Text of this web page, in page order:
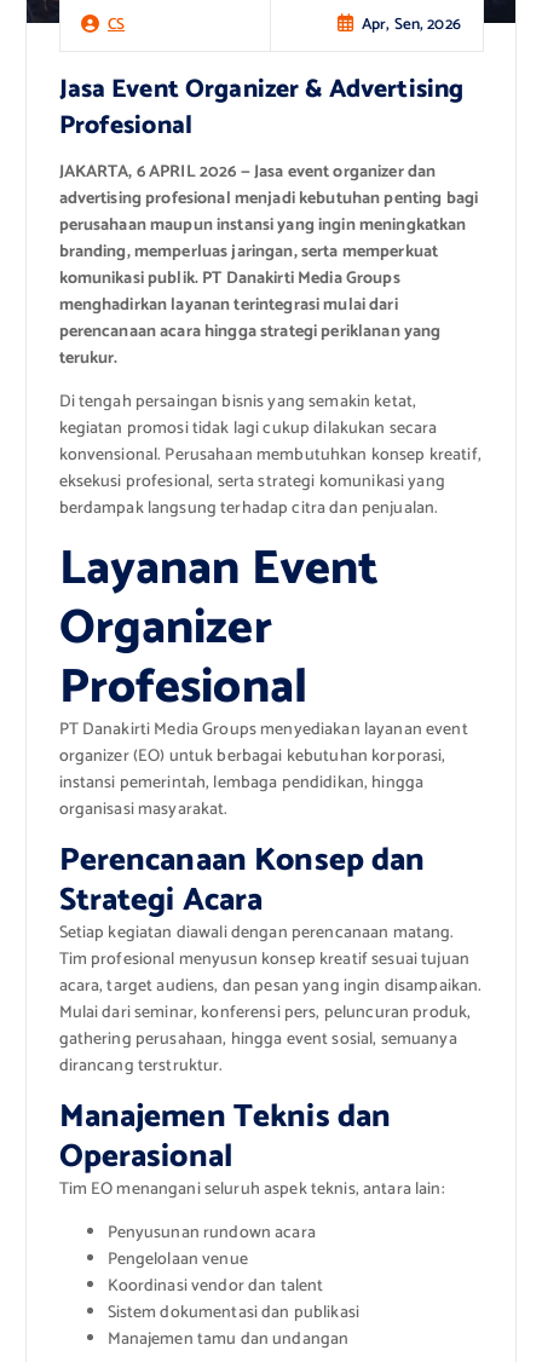
CS Apr, Sen, 2026
Jasa Event Organizer & Advertising
Profesional
JAKARTA, 6 APRIL 2026 — Jasa event organizer dan
advertising profesional menjadi kebutuhan penting bagi
perusahaan maupun instansi yang ingin meningkatkan
branding, memperluas jaringan, serta memperkuat
komunikasi publik. PT Danakirti Media Groups
menghadirkan layanan terintegrasi mulai dari
perencanaan acara hingga strategi periklanan yang
terukur.
Di tengah persaingan bisnis yang semakin ketat,
kegiatan promosi tidak lagi cukup dilakukan secara
konvensional. Perusahaan membutuhkan konsep kreatif,
eksekusi profesional, serta strategi komunikasi yang
berdampak langsung terhadap citra dan penjualan.
Layanan Event
Organizer
Profesional
PT Danakirti Media Groups menyediakan layanan event
organizer (EO) untuk berbagai kebutuhan korporasi,
instansi pemerintah, lembaga pendidikan, hingga
organisasi masyarakat.
Perencanaan Konsep dan
Strategi Acara
Setiap kegiatan diawali dengan perencanaan matang.
Tim profesional menyusun konsep kreatif sesuai tujuan
acara, target audiens, dan pesan yang ingin disampaikan.
Mulai dari seminar, konferensi pers, peluncuran produk,
gathering perusahaan, hingga event sosial, semuanya
dirancang terstruktur.
Manajemen Teknis dan
Operasional
Tim EO menangani seluruh aspek teknis, antara lain:
Penyusunan rundown acara
Pengelolaan venue
Koordinasi vendor dan talent
Sistem dokumentasi dan publikasi
Manajemen tamu dan undangan